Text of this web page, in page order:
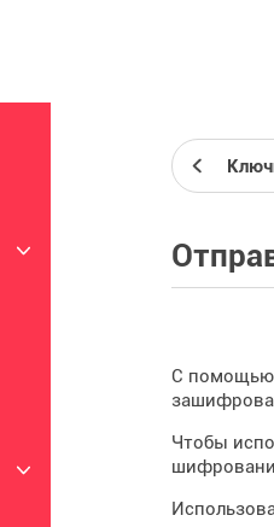
+
+
С помощью
Чтобы